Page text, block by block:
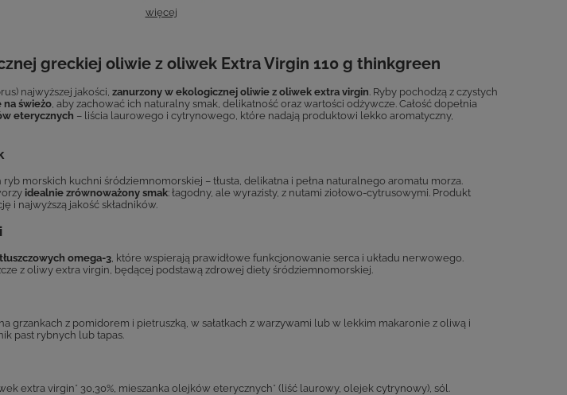
więcej
greckiej oliwie z oliwek Extra Virgin 110 g thinkgreen
najwyższej jakości, zanurzony w ekologicznej oliwie z oliwek extra virgin. Ryby pochodzą z czystych
na świeżo, aby zachować ich naturalny smak, delikatność oraz wartości odżywcze. Całość dopełnia
eterycznych – liścia laurowego i cytrynowego, które nadają produktowi lekko aromatyczny,
morskich kuchni śródziemnomorskiej – tłusta, delikatna i pełna naturalnego aromatu morza.
idealnie zrównoważony smak: łagodny, ale wyrazisty, z nutami ziołowo-cytrusowymi. Produkt
i najwyższą jakość składników.
omega-3, które wspierają prawidłowe funkcjonowanie serca i układu nerwowego.
z oliwy extra virgin, będącej podstawą zdrowej diety śródziemnomorskiej.
grzankach z pomidorem i pietruszką, w sałatkach z warzywami lub w lekkim makaronie z oliwą i
past rybnych lub tapas.
extra virgin* 30,30%, mieszanka olejków eterycznych* (liść laurowy, olejek cytrynowy), sól.